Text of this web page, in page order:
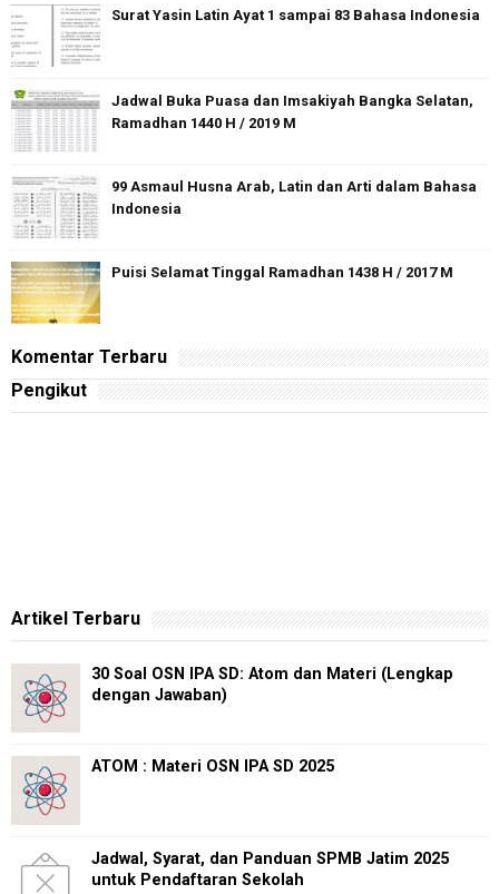
Surat Yasin Latin Ayat 1 sampai 83 Bahasa Indonesia
Jadwal Buka Puasa dan Imsakiyah Bangka Selatan,
Ramadhan 1440 H / 2019 M
99 Asmaul Husna Arab, Latin dan Arti dalam Bahasa
Indonesia
Puisi Selamat Tinggal Ramadhan 1438 H / 2017 M
Komentar Terbaru
Pengikut
Artikel Terbaru
30 Soal OSN IPA SD: Atom dan Materi (Lengkap
dengan Jawaban)
ATOM : Materi OSN IPA SD 2025
Jadwal, Syarat, dan Panduan SPMB Jatim 2025
untuk Pendaftaran Sekolah